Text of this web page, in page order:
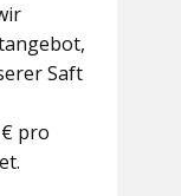
Saft
pro